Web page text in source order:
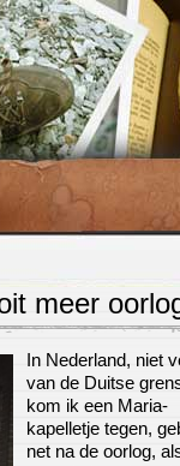
meer
In Nederland, niet
van de Duitse
kom ik een Maria-
kapelletje tegen,
net na de oorlog,